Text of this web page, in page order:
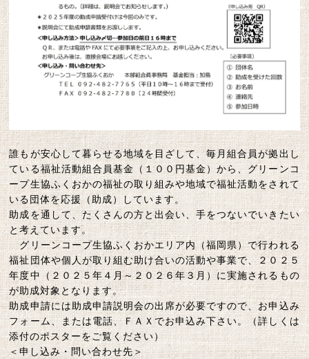
誰もが安心して暮らせる地域を目ざして、毎月組合員が拠出し
ている福祉活動組合員基金（１００円基金）から、グリーンコ
ープ生協ふくおかの福祉の取り組みや地域で福祉活動をされて
いる団体を応援（助成）しています。
助成を通して、たくさんの方と出会い、手をつないでいきたい
と考えています。
グリーンコープ生協ふくおかエリア内（福岡県）で行われる
福祉団体や個人が取り組む助け合いの活動や事業で、２０２５
年度中（２０２５年４月～２０２６年３月）に実施されるもの
が助成対象となります。
助成申請には助成申請説明会の出席が必要ですので、お申込み
フォーム、または電話、ＦＡＸでお申込み下さい。（詳しくは
添付のポスターをご覧ください）
＜申し込み・問い合わせ先＞